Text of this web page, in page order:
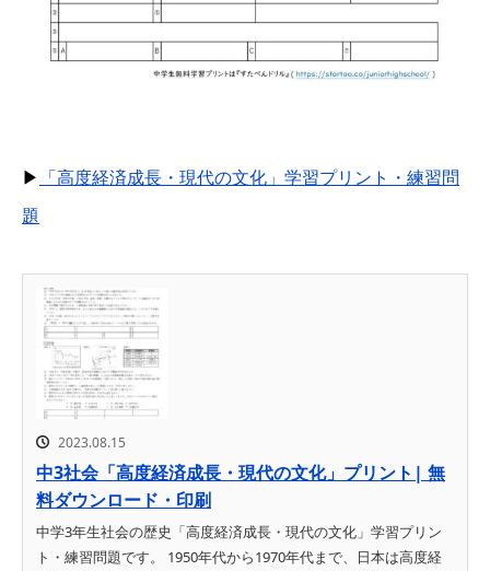
▶ 「高度経済成長・現代の文化」学習プリント・練習問
題
2023.08.15
中3社会「高度経済成長・現代の文化」プリント| 無
料ダウンロード・印刷
中学3年生社会の歴史「高度経済成長・現代の文化」学習プリン
ト・練習問題です。 1950年代から1970年代まで、日本は高度経